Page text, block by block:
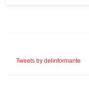
Tweets by delinformante